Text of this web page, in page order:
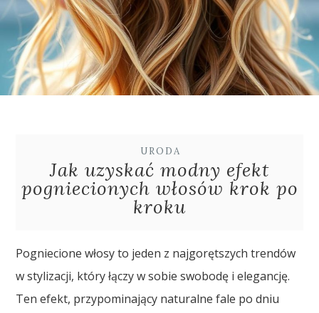
URODA
Jak uzyskać modny efekt
pogniecionych włosów krok po
kroku
Pogniecione włosy to jeden z najgorętszych trendów
w stylizacji, który łączy w sobie swobodę i elegancję.
Ten efekt, przypominający naturalne fale po dniu